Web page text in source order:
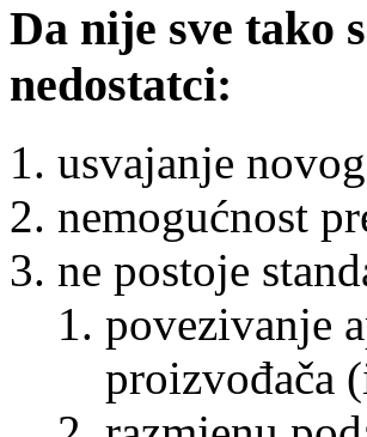
Da nije sve tako
nedostatci:
usvajanje
nemogućnost
ne postoje
povezivanje
proizvođača